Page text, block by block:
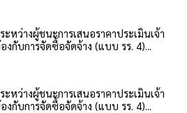
ะหว่างผู้ชนะการเสนอราคาประเมินเจ้า
กับการจัดซื้อจัดจ้าง (แบบ รร. 4)...
ะหว่างผู้ชนะการเสนอราคาประเมินเจ้า
งกับการจัดซื้อจัดจ้าง (แบบ รร. 4)...